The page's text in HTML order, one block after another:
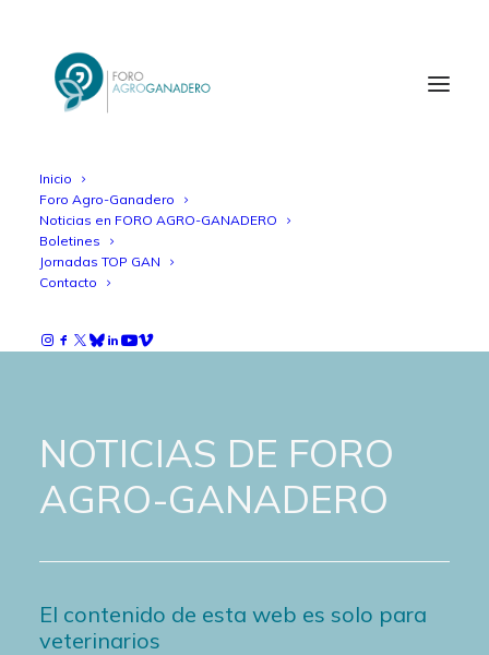
Inicio
Foro Agro-Ganadero
Noticias en FORO AGRO-GANADERO
Boletines
Jornadas TOP GAN
Contacto
NOTICIAS DE FORO
AGRO-GANADERO
El contenido de esta web es solo para
veterinarios